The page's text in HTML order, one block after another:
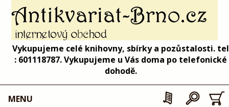
Vykupujeme celé knihovny, sbírky a pozůstalosti. tel
: 601118787. Vykupujeme u Vás doma po telefonické
dohodě.
MENU